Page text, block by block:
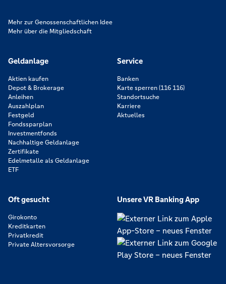
Mehr zur Genossenschaftlichen Idee
Mehr über die Mitgliedschaft
Geldanlage
Aktien kaufen
Depot & Brokerage
Anleihen
Auszahlplan
Festgeld
Fondssparplan
Investmentfonds
Nachhaltige Geldanlage
Zertifikate
Edelmetalle als Geldanlage
ETF
Service
Banken
Karte sperren (116 116)
Standortsuche
Karriere
Aktuelles
Oft gesucht
Girokonto
Kreditkarten
Privatkredit
Private Altersvorsorge
Unsere VR Banking App